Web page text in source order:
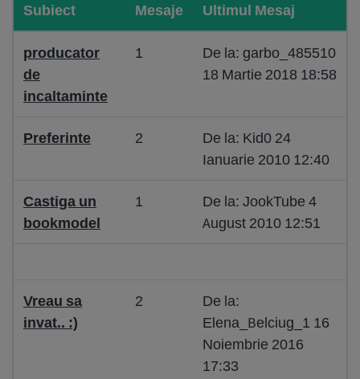
Subiect Mesaje Ultimul Mesaj
producator
de
incaltaminte
1
De la: garbo_485510
18 Martie 2018 18:58
Preferinte 2
De la: Kid0 24
Ianuarie 2010 12:40
Castiga un
bookmodel
1
De la: JookTube 4
August 2010 12:51
Vreau sa
invat.. :)
2
De la:
Elena_Belciug_1 16
Noiembrie 2016
17:33